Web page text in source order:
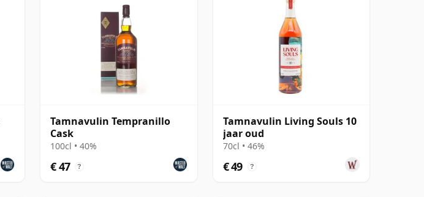
Tamnavulin Tempranillo
Cask
100cl • 40%
€ 47 ?
Tamnavulin Living Souls 10
jaar oud
70cl • 46%
€ 49 ?